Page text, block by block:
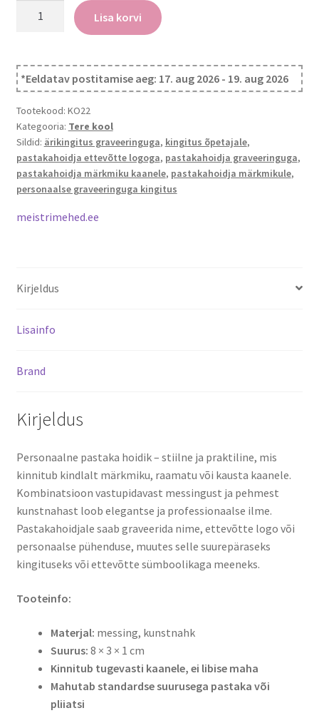
Personaalne
kogus
Lisa korvi
*Eeldatav postitamise aeg: 17. aug 2026 - 19. aug 2026
Tootekood: KO22
Kategooria: Tere kool
Sildid: ärikingitus graveeringuga, kingitus õpetajale,
pastakahoidja ettevõtte logoga, pastakahoidja graveeringuga,
pastakahoidja märkmiku kaanele, pastakahoidja märkmikule,
personaalse graveeringuga kingitus
meistrimehed.ee
Kirjeldus
Lisainfo
Brand
Kirjeldus
Personaalne pastaka hoidik – stiilne ja praktiline, mis
kinnitub kindlalt märkmiku, raamatu või kausta kaanele.
Kombinatsioon vastupidavast messingust ja pehmest
kunstnahast loob elegantse ja professionaalse ilme.
Pastakahoidjale saab graveerida nime, ettevõtte logo või
personaalse pühenduse, muutes selle suurepäraseks
kingituseks või ettevõtte sümboolikaga meeneks.
Tooteinfo:
Materjal: messing, kunstnahk
Suurus: 8 × 3 × 1 cm
Kinnitub tugevasti kaanele, ei libise maha
Mahutab standardse suurusega pastaka või
pliiatsi